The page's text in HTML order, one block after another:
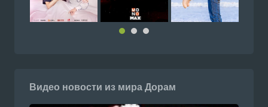
Видео новости из мира Дорам